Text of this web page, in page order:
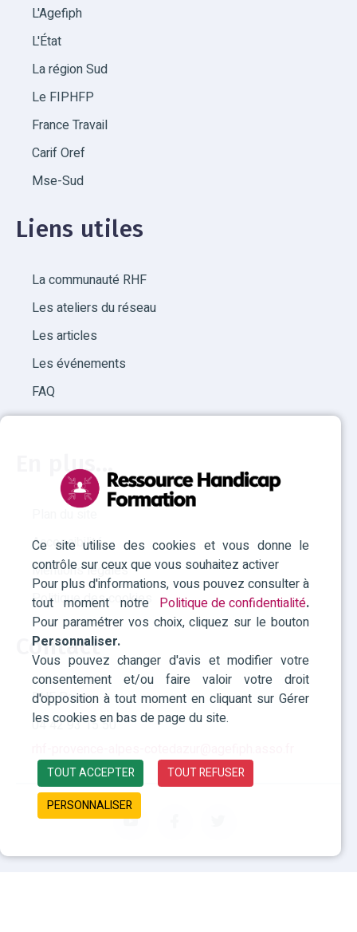
Ce site utilise des cookies et vous donne le
contrôle sur ceux que vous souhaitez activer
Pour plus d'informations, vous pouvez consulter à
tout moment notre Politique de confidentialité.
Pour paramétrer vos choix, cliquez sur le bouton
Personnaliser.
Vous pouvez changer d'avis et modifier votre
consentement et/ou faire valoir votre droit
d'opposition à tout moment en cliquant sur Gérer
les cookies en bas de page du site.
TOUT ACCEPTER
TOUT REFUSER
PERSONNALISER
L'Agefiph
L'État
La région Sud
Le FIPHFP
France Travail
Carif Oref
Mse-Sud
Liens utiles
La communauté RHF
Les ateliers du réseau
Les articles
Les événements
FAQ
En plus...
Plan du site
Accessibilité
Mentions légales
Politique des cookies
Contact
RHF Paca
04 42 93 15 50